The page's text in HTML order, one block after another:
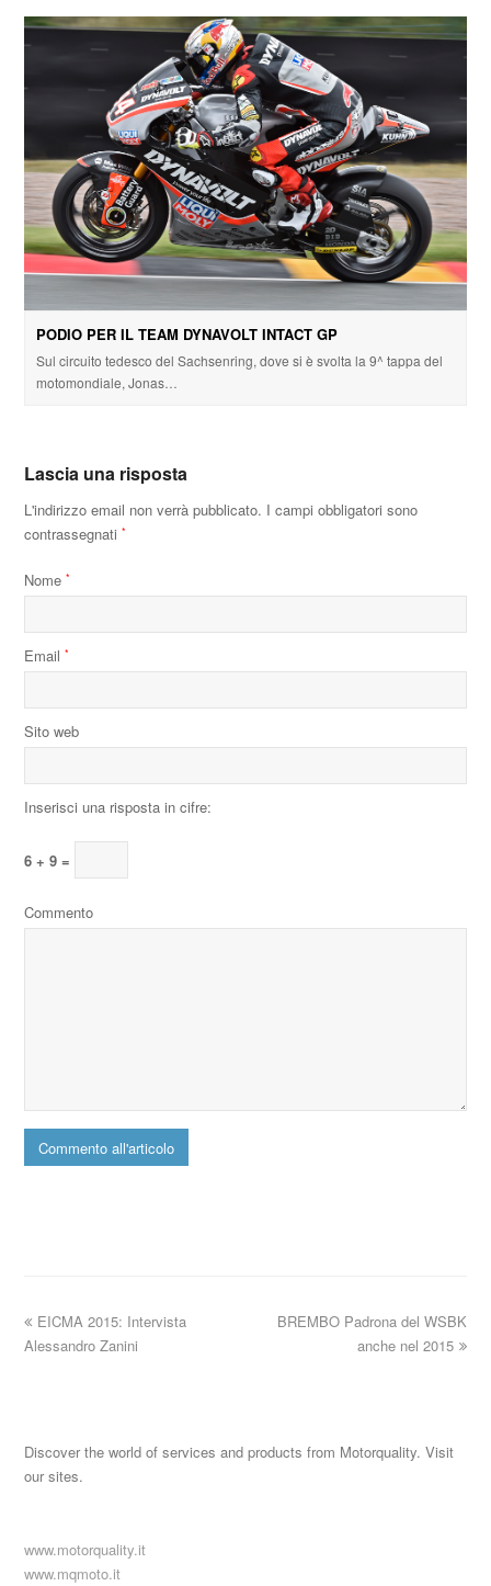
PODIO PER IL TEAM DYNAVOLT INTACT GP
Sul circuito tedesco del Sachsenring, dove si è svolta la 9^ tappa del
motomondiale, Jonas…
Lascia una risposta
L'indirizzo email non verrà pubblicato. I campi obbligatori sono
contrassegnati*
Nome*
Email*
Sito web
Inserisci una risposta in cifre:
6 + 9 =
Commento
BREMBO Padrona del WSBK
anche nel 2015
EICMA 2015: Intervista
Alessandro Zanini
Discover the world of services and products from Motorquality. Visit
our sites.
www.motorquality.it
www.mqmoto.it